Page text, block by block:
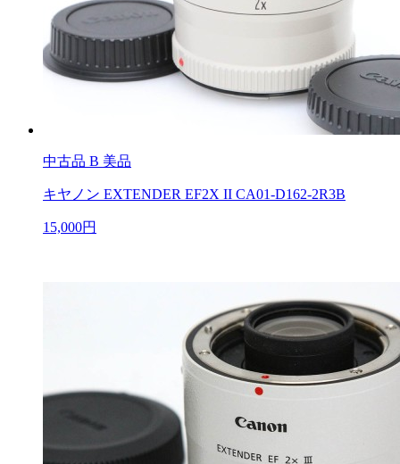
中古品 B 美品
キヤノン EXTENDER EF2X II CA01-D162-2R3B
15,000円